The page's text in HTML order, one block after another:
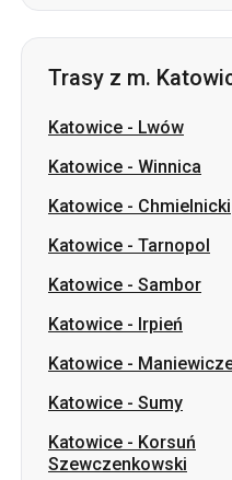
Katowice-Lwów
Katowice -Chmielnicki
Katowice-Tarnopol
Katowice-Sambor
Katowice-Irpień
Katowice-Maniewicze
Katowice-Sumy
Katowice-Korsuń